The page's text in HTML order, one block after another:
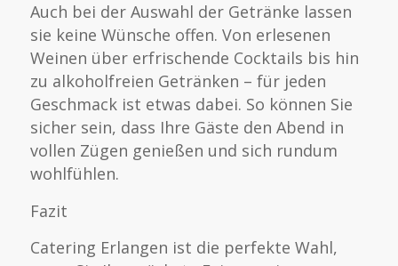
Auch bei der Auswahl der Getränke lassen
sie keine Wünsche offen. Von erlesenen
Weinen über erfrischende Cocktails bis hin
zu alkoholfreien Getränken – für jeden
Geschmack ist etwas dabei. So können Sie
sicher sein, dass Ihre Gäste den Abend in
vollen Zügen genießen und sich rundum
wohlfühlen.
Fazit
Catering Erlangen ist die perfekte Wahl,